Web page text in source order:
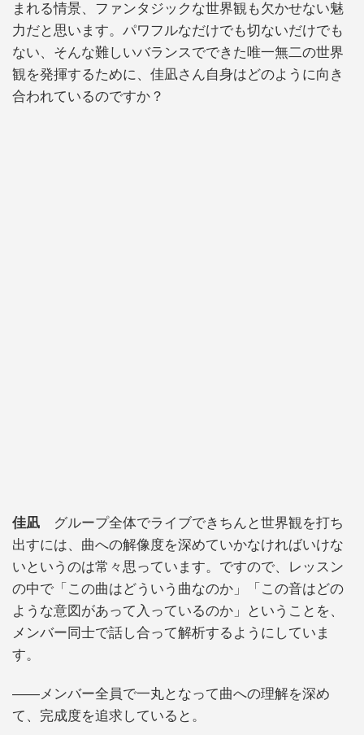
まれる情景、ファンタジックな世界観も欠かせない魅
力だと思います。パワフルなだけでも切ないだけでも
ない、そんな難しいバランスでできた唯一無二の世界
観を発揮するために、佳凪さん自身はどのように向き
合われているのですか？
佳凪 グループ全体でライブできちんと世界観を打ち
出すには、曲への解像度を深めていかなければいけな
いというのは常々思っています。ですので、レッスン
の中で「この曲はどういう曲なのか」「この音はどの
ような意図があって入っているのか」ということを、
メンバー同士で話し合って解析するようにしていま
す。
——メンバー全員で一丸となって曲への理解を深め
て、完成度を追求していると。